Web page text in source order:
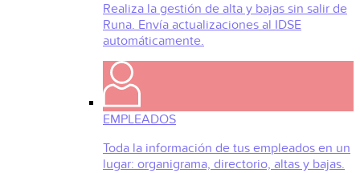
Realiza la gestión de alta y bajas sin salir de
Runa. Envía actualizaciones al IDSE
automáticamente.
EMPLEADOS
Toda la información de tus empleados en un
lugar: organigrama, directorio, altas y bajas.